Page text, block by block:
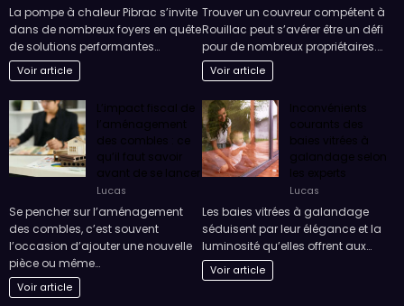
La pompe à chaleur Pibrac s’invite
dans de nombreux foyers en quête
de solutions performantes…
Voir article
Trouver un couvreur compétent à
Rouillac peut s’avérer être un défi
pour de nombreux propriétaires.…
Voir article
L’impact fiscal de
l’aménagement
des combles : ce
qu’il faut savoir
avant de se lancer
Lucas
Se pencher sur l’aménagement
des combles, c’est souvent
l’occasion d’ajouter une nouvelle
pièce ou même…
Voir article
Inconvénients
courants des
baies vitrées à
galandage selon
les experts
Lucas
Les baies vitrées à galandage
séduisent par leur élégance et la
luminosité qu’elles offrent aux…
Voir article